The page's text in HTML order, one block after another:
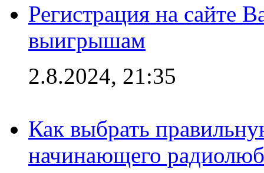
Регистрация на сайте
выигрышам
2.8.2024, 21:35
Как выбрать
начинающего